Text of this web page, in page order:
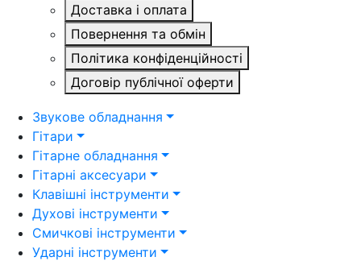
Доставка і оплата
Повернення та обмін
Політика конфіденційності
Договір публічної оферти
Звукове обладнання
Гітари
Гітарне обладнання
Гітарні аксесуари
Клавішні інструменти
Духові інструменти
Смичкові інструменти
Ударні інструменти